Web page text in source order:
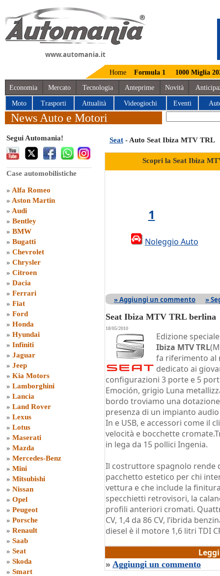
www.automania.it
Home Formula 1 1000 Miglia
Economia Mercato Tecnologia Anteprime Novità
Moto Trasporti Attualità Videogiochi Eventi
News Auto e Motori
Segui Automania!
Case automobilistiche
» Alfa Romeo
» Aston Martin
» Audi
» Bentley
» BMW
» Bugatti
» Chevrolet
» Chrysler
» Citroen
» Dacia
» Ferrari
» Fiat
» Ford
» Honda
» Hyundai
» Infiniti
» Jaguar
» Jeep
» Kia Motors
» Lamborghini
» Lancia
» Land Rover
» Lexus
» Lotus
» Maserati
» Mazda
» Mercedes-Benz
» Mini
» Mitsubishi
» Nissan
» Opel
» Peugeot
» Porsche
» Renault
» Saab
» Seat
» Skoda
» Smart
Seat - Auto Seat Ibiza MTV TRL
Scopri la Seat Ibiza
1
Noleggio Auto
» Aggiungi un commento »
Seat Ibiza MTV TRL berlina
18/05/2010
Edizione
Ibiza MTV TRL
fa riferimento al
dedicato ai
configurazioni 3 porte e 5
Emoción, grigio Luna
bordo troviamo una
presenza di un impianto
In e USB, e accessori come il
velocità e bocchette
in lega da 15 pollici Ingenia.
Il costruttore spagnolo rende
pacchetto estetico per chi
vettura e che include la
specchietti retrovisori, la
profili anteriori cromati.
CV, 1,4 da 86 CV, l’ibrida
diesel è il motore 1,6 litri TDI
» Aggiungi un commento